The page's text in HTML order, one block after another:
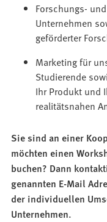
Forschungs-
Unternehmen
geförderter
Marketing für
Studierende
Ihr Produkt und
realitätsnahen
Sie sind an einer
möchten einen
buchen? Dann
genannten E-Mail
der individuellen
Unternehmen.